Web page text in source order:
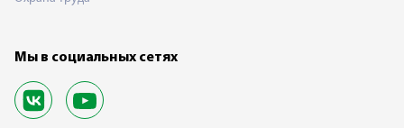
Мы в социальных сетях